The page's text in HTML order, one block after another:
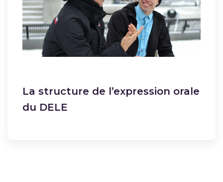
La structure de l’expression orale
du DELE